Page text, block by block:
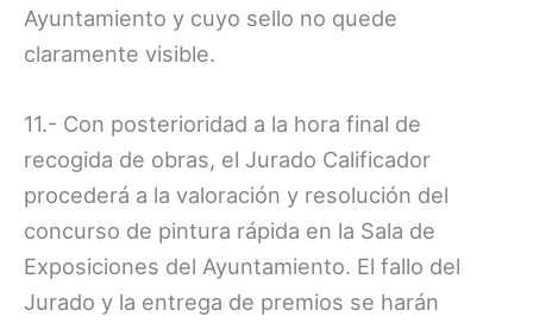
Ayuntamiento y cuyo sello no quede
claramente visible.
11.- Con posterioridad a la hora final de
recogida de obras, el Jurado Calificador
procederá a la valoración y resolución del
concurso de pintura rápida en la Sala de
Exposiciones del Ayuntamiento. El fallo del
Jurado y la entrega de premios se harán